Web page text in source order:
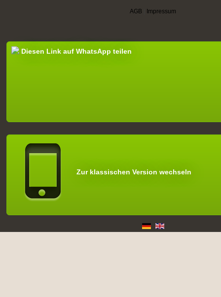
AGB Impressum
Diesen Link auf WhatsApp teilen
Zur klassischen Version wechseln